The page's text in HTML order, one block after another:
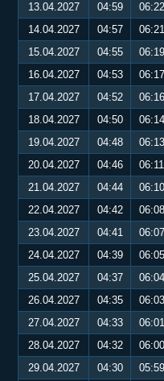
13.04.2027 04:59 06:22
14.04.2027
04:57 06:21
15.04.2027
04:55 06:19
16.04.2027
04:53 06:17
17.04.2027
04:52 06:16
18.04.2027
04:50 06:14
19.04.2027
04:48 06:13
20.04.2027
04:46 06:11
21.04.2027
04:44 06:10
22.04.2027
04:42 06:08
23.04.2027
04:41 06:07
24.04.2027
04:39 06:05
25.04.2027
04:37 06:04
26.04.2027
04:35 06:03
27.04.2027
04:33 06:01
28.04.2027
04:32 06:00
29.04.2027
04:30 05:59